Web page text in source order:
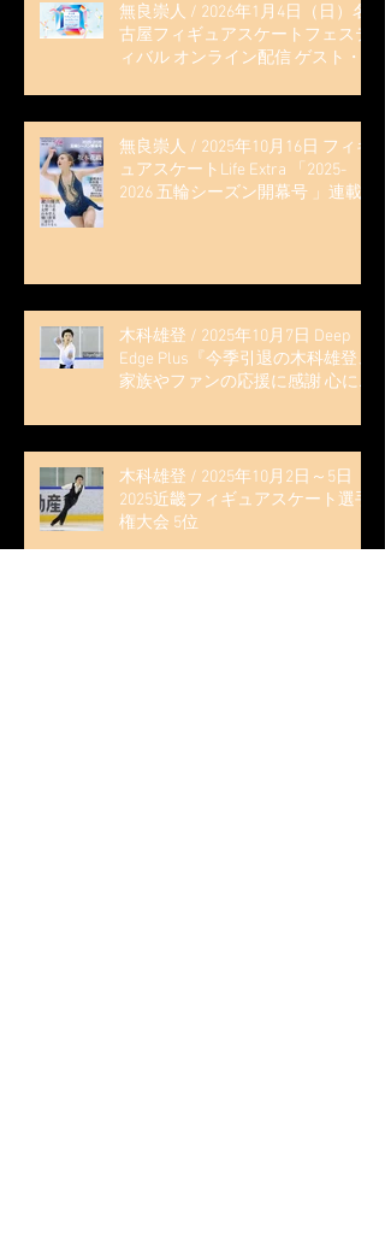
無良崇人 / 2026年1月4日（日）名
古屋フィギュアスケートフェステ
ィバル オンライン配信 ゲスト・
無良崇人 / 2025年10月16日 フィギ
ュアスケートLife Extra 「2025-
2026 五輪シーズン開幕号 」連載
木科雄登 / 2025年10月7日 Deep
Edge Plus『今季引退の木科雄登、
家族やファンの応援に感謝 心に響
見に来て」』
木科雄登 / 2025年10月2日～5日
2025近畿フィギュアスケート選手
権大会 5位